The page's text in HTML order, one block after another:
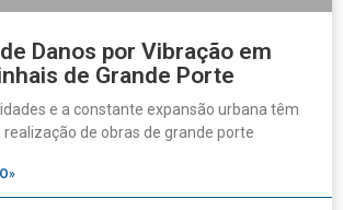
Danos por Vibração em
de Grande Porte
e a constante expansão urbana têm
de obras de grande porte